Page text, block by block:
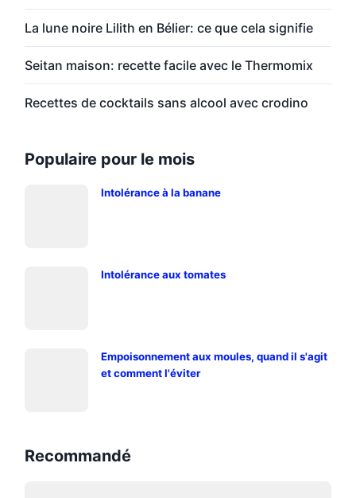
La lune noire Lilith en Bélier: ce que cela signifie
Seitan maison: recette facile avec le Thermomix
Recettes de cocktails sans alcool avec crodino
Populaire pour le mois
Intolérance à la banane
Intolérance aux tomates
Empoisonnement aux moules, quand il s'agit
et comment l'éviter
Recommandé